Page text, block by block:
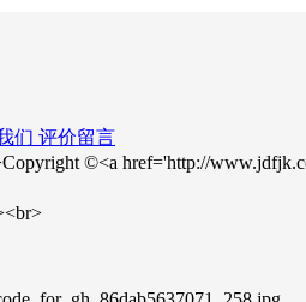
们 评价留言
©<a href='http://